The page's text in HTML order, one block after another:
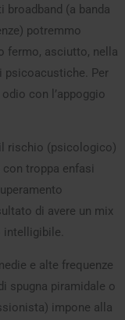
(a banda
potremmo
fermo, asciutto, nella
psicoacustiche. Per
con l’appoggio
il rischio (psicologico)
troppa enfasi
di avere un mix
intelligibile.
e alte frequenze
spugna piramidale o
impone alla